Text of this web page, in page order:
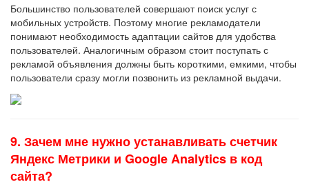
Большинство пользователей совершают поиск услуг с
мобильных устройств. Поэтому многие рекламодатели
понимают необходимость адаптации сайтов для удобства
пользователей. Аналогичным образом стоит поступать с
рекламой объявления должны быть короткими, емкими, чтобы
пользователи сразу могли позвонить из рекламной выдачи.
9. Зачем мне нужно устанавливать счетчик
Яндекс Метрики и Google Analytics в код
сайта?